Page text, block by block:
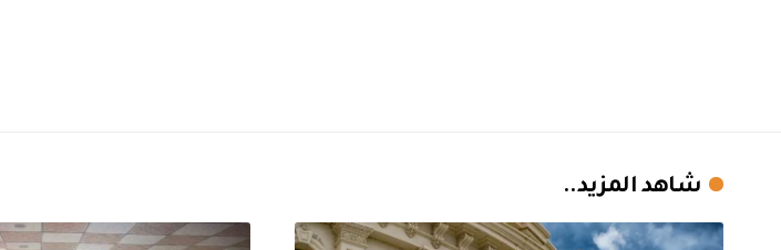
شاهد المزيد..